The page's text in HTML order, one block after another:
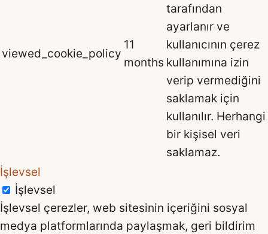
viewed_cookie_policy
11
months
tarafından
ayarlanır ve
kullanıcının çerez
kullanımına izin
verip vermediğini
saklamak için
kullanılır. Herhangi
bir kişisel veri
saklamaz.
İşlevsel
İşlevsel
İşlevsel çerezler, web sitesinin içeriğini sosyal
medya platformlarında paylaşmak, geri bildirim